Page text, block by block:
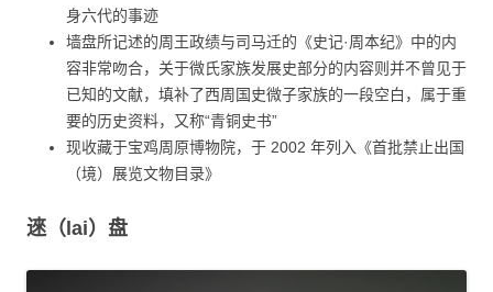
身六代的事迹
墙盘所记述的周王政绩与司马迁的《史记·周本纪》中的内
容非常吻合，关于微氏家族发展史部分的内容则并不曾见于
已知的文献，填补了西周国史微子家族的一段空白，属于重
要的历史资料，又称“青铜史书”
现收藏于宝鸡周原博物院，于 2002 年列入《首批禁止出国
（境）展览文物目录》
逨（lai）盘